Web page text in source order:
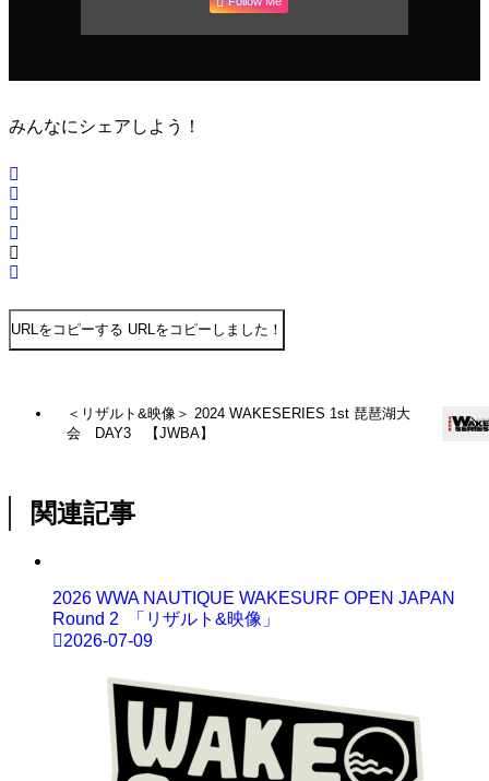
みんなにシェアしよう！
URLをコピーする URLをコピーしました！
＜リザルト&映像＞ 2024 WAKESERIES 1st 琵琶湖大
会 DAY3 【JWBA】
関連記事
2026 WWA NAUTIQUE WAKESURF OPEN JAPAN
Round 2 「リザルト&映像」
2026-07-09